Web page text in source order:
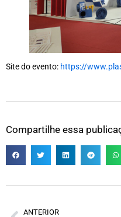
Site do evento: https://
Compartilhe essa
ANTERIOR